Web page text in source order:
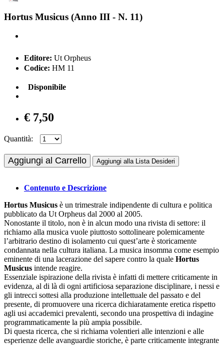
Hortus Musicus (Anno III - N. 11)
Editore: Ut Orpheus
Codice: HM 11
Disponibile
€ 7,50
Quantità:
Aggiungi al Carrello Aggiungi alla Lista Desideri
Contenuto e Descrizione
Hortus Musicus è un trimestrale indipendente di cultura e politica
pubblicato da Ut Orpheus dal 2000 al 2005.
Nonostante il titolo, non è in alcun modo una rivista di settore: il
richiamo alla musica vuole piuttosto sottolineare polemicamente
l’arbitrario destino di isolamento cui quest’arte è storicamente
condannata nella cultura italiana. La musica insomma come esempio
eminente di una lacerazione del sapere contro la quale Hortus
Musicus intende reagire.
Essenziale ispirazione della rivista è infatti di mettere criticamente in
evidenza, al di là di ogni artificiosa separazione disciplinare, i nessi e
gli intrecci sottesi alla produzione intellettuale del passato e del
presente, di promuovere una ricerca dichiaratamente eretica rispetto
agli usi accademici prevalenti, secondo una prospettiva di indagine
programmaticamente la più ampia possibile.
Di questa ricerca, che si richiama volentieri alle intenzioni e alle
esperienze delle avanguardie storiche, è parte criticamente integrante